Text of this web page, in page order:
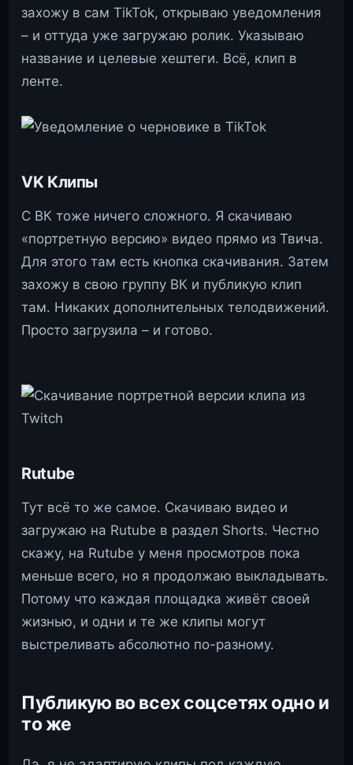
захожу в сам TikTok, открываю уведомления
– и оттуда уже загружаю ролик. Указываю
название и целевые хештеги. Всё, клип в
ленте.
VK Клипы
С ВК тоже ничего сложного. Я скачиваю
«портретную версию» видео прямо из Твича.
Для этого там есть кнопка скачивания. Затем
захожу в свою группу ВК и публикую клип
там. Никаких дополнительных телодвижений.
Просто загрузила – и готово.
Rutube
Тут всё то же самое. Скачиваю видео и
загружаю на Rutube в раздел Shorts. Честно
скажу, на Rutube у меня просмотров пока
меньше всего, но я продолжаю выкладывать.
Потому что каждая площадка живёт своей
жизнью, и одни и те же клипы могут
выстреливать абсолютно по-разному.
Публикую во всех соцсетях одно и
то же